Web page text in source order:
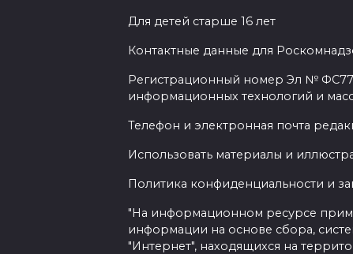
Для детей старше 16 лет
Контактные данные для
Регистрационный номер Эл №
информационных технологий и
Телефон и электронная почта
Использовать материалы и
Политика конфиденциальности и
"На информационном ресурсе
информации на основе сбора,
"Интернет", находящихся на